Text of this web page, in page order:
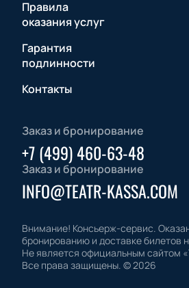
Правила
оказания услуг
Гарантия
подлинности
Контакты
Заказ и бронирование
+7 (499) 460-63-48
Заказ и бронирование
INFO@TEATR-KASSA.COM
Внимание! Консьерж-сервис.
бронированию и доставке билетов
Не является официальным сайтом
Все права защищены. ©2026